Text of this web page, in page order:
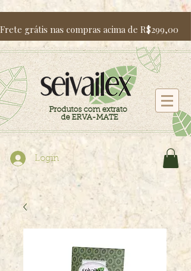
Frete grátis nas compras acima de R$299,00
Produtos com extrato
de ERVA-MATE
Login